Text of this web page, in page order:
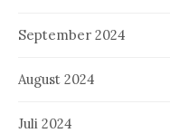
September 2024
August 2024
Juli 2024